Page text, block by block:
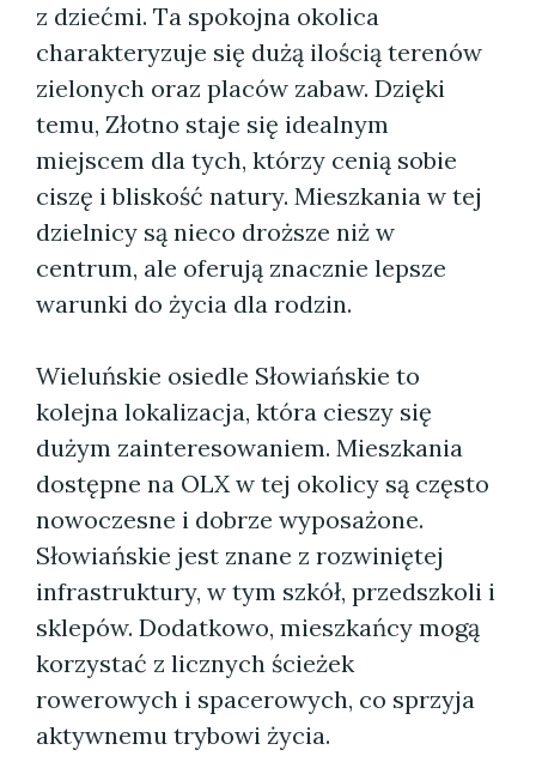
z dziećmi. Ta spokojna okolica
charakteryzuje się dużą ilością terenów
zielonych oraz placów zabaw. Dzięki
temu, Złotno staje się idealnym
miejscem dla tych, którzy cenią sobie
ciszę i bliskość natury. Mieszkania w tej
dzielnicy są nieco droższe niż w
centrum, ale oferują znacznie lepsze
warunki do życia dla rodzin.
Wieluńskie osiedle Słowiańskie to
kolejna lokalizacja, która cieszy się
dużym zainteresowaniem. Mieszkania
dostępne na OLX w tej okolicy są często
nowoczesne i dobrze wyposażone.
Słowiańskie jest znane z rozwiniętej
infrastruktury, w tym szkół, przedszkoli i
sklepów. Dodatkowo, mieszkańcy mogą
korzystać z licznych ścieżek
rowerowych i spacerowych, co sprzyja
aktywnemu trybowi życia.